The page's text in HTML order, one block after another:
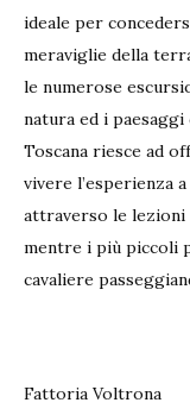
ideale per
meraviglie della
le numerose
natura ed i
Toscana riesce ad
vivere l’esperienza
attraverso le
mentre i più piccoli
cavaliere
Fattoria Voltrona